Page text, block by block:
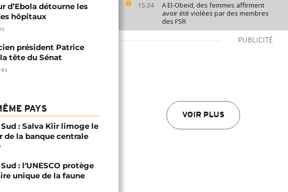
15:34
A El-Obeid, des femmes affirment
avoir été violées par des membres
des FSR
PUBLICITÉ
VOIR PLUS
d’Ebola détourne les
hôpitaux
président Patrice
tête du Sénat
PAYS
: Salva Kiir limoge le
de la banque centrale
: l'UNESCO protège
unique de la faune